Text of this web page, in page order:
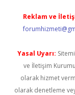
Reklam ve
Yasal Uyarı:
ve İletişim
olarak hizmet
olarak denetleme